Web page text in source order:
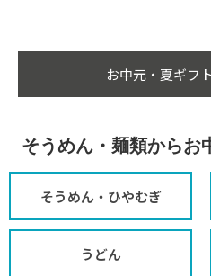
お中元・夏ギフ
そうめん・麺類からお
そうめん・ひやむぎ
うどん